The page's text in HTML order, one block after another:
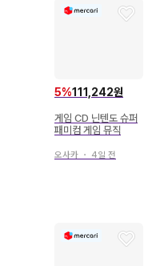
5%111,242원
게임 CD 닌텐도 슈퍼
패미컴 게임 뮤직
오사카 ・ 4일 전